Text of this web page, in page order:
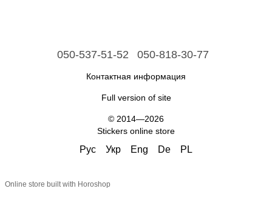
050-537-51-52 050-818-30-77
Контактная информация
Full version of site
© 2014—2026
Stickers online store
Рус Укр Eng De PL
Online store built with Horoshop